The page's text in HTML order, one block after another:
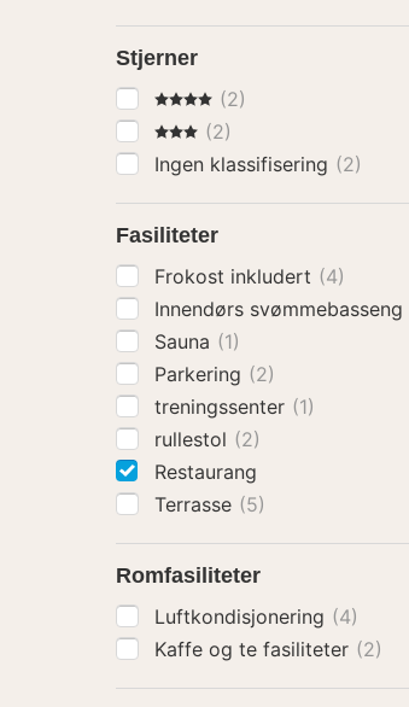
Stjerner
4 Stjerner
(2)
3 Stjerner
(2)
Ingen klassifisering (2)
Fasiliteter
Frokost inkludert (4)
Innendørs svømmebasseng
Sauna (1)
Parkering (2)
treningssenter (1)
rullestol (2)
Restaurang
Terrasse (5)
Romfasiliteter
Luftkondisjonering (4)
Kaffe og te fasiliteter (2)